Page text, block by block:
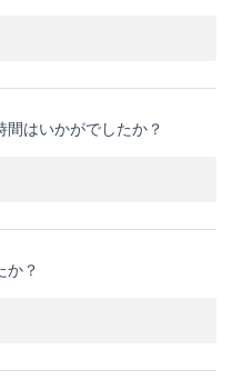
はいかがでしたか？
か？